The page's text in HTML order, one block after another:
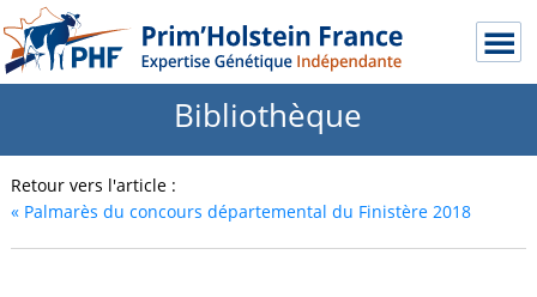
Bibliothèque
Retour vers l'article :
«Palmarès du concours départemental du Finistère 2018